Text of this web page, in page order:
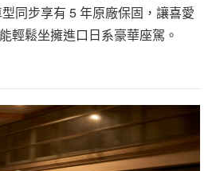
同步享有 5 年原廠保固，讓喜愛
輕鬆坐擁進口日系豪華座駕。